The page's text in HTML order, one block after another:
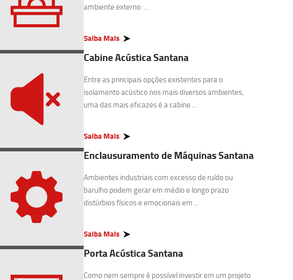
ambiente externo. ...
Saiba Mais
Cabine Acústica Santana
Entre as principais opções existentes para o
isolamento acústico nos mais diversos ambientes,
uma das mais eficazes é a cabine ...
Saiba Mais
Enclausuramento de Máquinas Santana
Ambientes industriais com excesso de ruído ou
barulho podem gerar em médio e longo prazo
distúrbios físicos e emocionais em ...
Saiba Mais
Porta Acústica Santana
Como nem sempre é possível investir em um projeto